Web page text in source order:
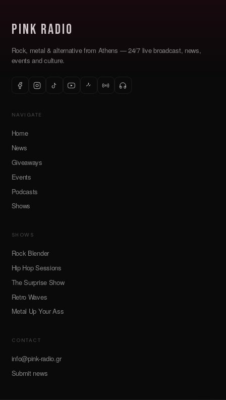
Pink Radio
Rock, metal & alternative from Athens — 24/7 live broadcast, news,
events and culture.
NAVIGATE
Home
News
Giveaways
Events
Podcasts
Shows
SHOWS
Rock Blender
Hip Hop Sessions
The Surprise Show
Retro Waves
Metal Up Your Ass
CONTACT
info@pink-radio.gr
Submit news